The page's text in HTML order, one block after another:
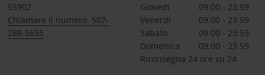
55902
Chiamare il numero: 507-
288-5655
Giovedì
09:00 - 23:59
Venerdì
09:00 - 23:59
Sabato
09:00 - 23:59
Domenica
09:00 - 23:59
Riconsegna 24 ore su 24